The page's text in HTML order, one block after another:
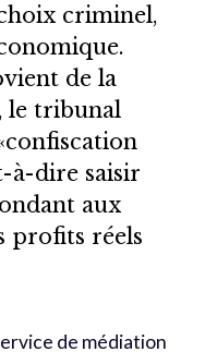
criminel,
de la
le tribunal
à-dire saisir
aux
profits réels
de médiation